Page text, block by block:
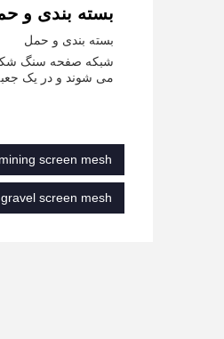
بسته بندی و
بسته بندی و حمل
شبکه صفحه سنگ شکن
می شوند و در یک
mining screen mesh
gravel screen mesh